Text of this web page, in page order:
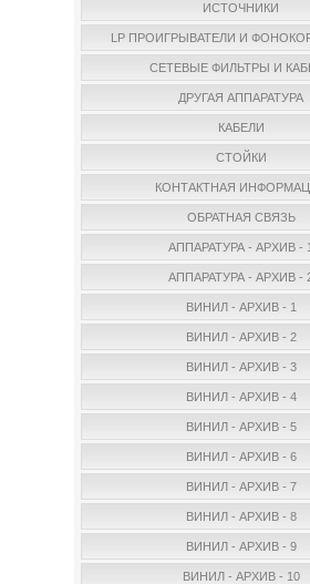
ИСТОЧНИКИ
LP ПРОИГРЫВАТЕЛИ И
СЕТЕВЫЕ ФИЛЬТРЫ И
ДРУГАЯ АППАРАТУРА
КАБЕЛИ
СТОЙКИ
КОНТАКТНАЯ
ОБРАТНАЯ СВЯЗЬ
АППАРАТУРА - АРХИВ - 1
АППАРАТУРА - АРХИВ -
ВИНИЛ - АРХИВ - 1
ВИНИЛ - АРХИВ - 2
ВИНИЛ - АРХИВ - 3
ВИНИЛ - АРХИВ - 4
ВИНИЛ - АРХИВ - 5
ВИНИЛ - АРХИВ - 6
ВИНИЛ - АРХИВ - 7
ВИНИЛ - АРХИВ - 8
ВИНИЛ - АРХИВ - 9
ВИНИЛ - АРХИВ - 10